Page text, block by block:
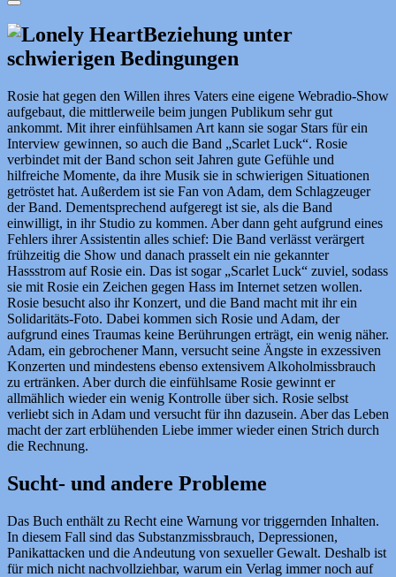
Beziehung unter
schwierigen Bedingungen
Rosie hat gegen den Willen ihres Vaters eine eigene Webradio-Show
aufgebaut, die mittlerweile beim jungen Publikum sehr gut
ankommt. Mit ihrer einfühlsamen Art kann sie sogar Stars für ein
Interview gewinnen, so auch die Band „Scarlet Luck“. Rosie
verbindet mit der Band schon seit Jahren gute Gefühle und
hilfreiche Momente, da ihre Musik sie in schwierigen Situationen
getröstet hat. Außerdem ist sie Fan von Adam, dem Schlagzeuger
der Band. Dementsprechend aufgeregt ist sie, als die Band
einwilligt, in ihr Studio zu kommen. Aber dann geht aufgrund eines
Fehlers ihrer Assistentin alles schief: Die Band verlässt verärgert
frühzeitig die Show und danach prasselt ein nie gekannter
Hassstrom auf Rosie ein. Das ist sogar „Scarlet Luck“ zuviel, sodass
sie mit Rosie ein Zeichen gegen Hass im Internet setzen wollen.
Rosie besucht also ihr Konzert, und die Band macht mit ihr ein
Solidaritäts-Foto. Dabei kommen sich Rosie und Adam, der
aufgrund eines Traumas keine Berührungen erträgt, ein wenig näher.
Adam, ein gebrochener Mann, versucht seine Ängste in exzessiven
Konzerten und mindestens ebenso extensivem Alkoholmissbrauch
zu ertränken. Aber durch die einfühlsame Rosie gewinnt er
allmählich wieder ein wenig Kontrolle über sich. Rosie selbst
verliebt sich in Adam und versucht für ihn dazusein. Aber das Leben
macht der zart erblühenden Liebe immer wieder einen Strich durch
die Rechnung.
Sucht- und andere Probleme
Das Buch enthält zu Recht eine Warnung vor triggernden Inhalten.
In diesem Fall sind das Substanzmissbrauch, Depressionen,
Panikattacken und die Andeutung von sexueller Gewalt. Deshalb ist
für mich nicht nachvollziehbar, warum ein Verlag immer noch auf